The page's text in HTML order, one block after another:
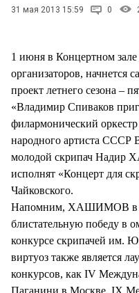
31 мая 2013 15:59 0
1 июня в Концертном
организаторов,
проект летнего сезона –
«Владимир Спиваков
филармонический
народного артиста
молодой скрипач
исполнят «Концерт для
Чайковского.
Напомним, ХАШИМОВ в
блистательную победу в
конкурсе скрипачей им.
виртуоз также является
конкурсов, как IV
Паганини в Москве, IX